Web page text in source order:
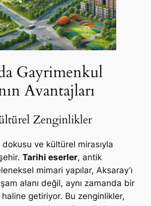
Gayrimenkul
Avantajları
Zenginlikler
ve kültürel mirasıyla
Tarihi eserler, antik
mimari yapılar, Aksaray’ı
alanı değil, aynı zamanda bir
getiriyor. Bu zenginlikler,